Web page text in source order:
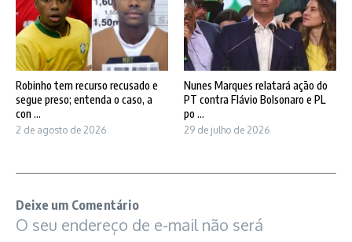
Robinho tem recurso recusado e
segue preso; entenda o caso, a
con ...
2 de agosto de 2026
Nunes Marques relatará ação do
PT contra Flávio Bolsonaro e PL
po ...
29 de julho de 2026
Deixe um Comentário
O seu endereço de e-mail não será